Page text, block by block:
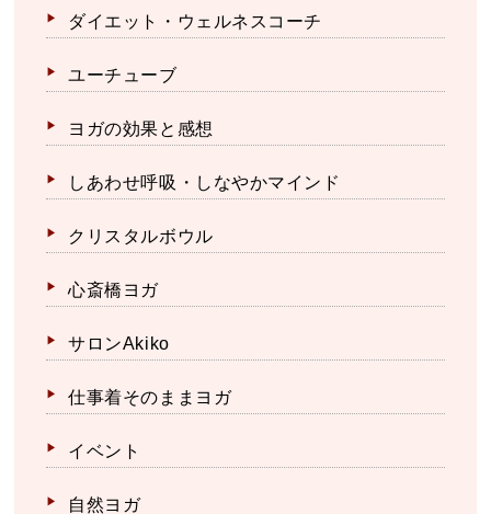
ダイエット・ウェルネスコーチ
ユーチューブ
ヨガの効果と感想
しあわせ呼吸・しなやかマインド
クリスタルボウル
心斎橋ヨガ
サロンAkiko
仕事着そのままヨガ
イベント
自然ヨガ